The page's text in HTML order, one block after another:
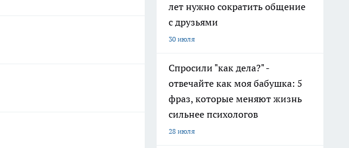
лет нужно сократить общение
с друзьями
30 июля
Спросили "как дела?" -
отвечайте как моя бабушка: 5
фраз, которые меняют жизнь
сильнее психологов
28 июля